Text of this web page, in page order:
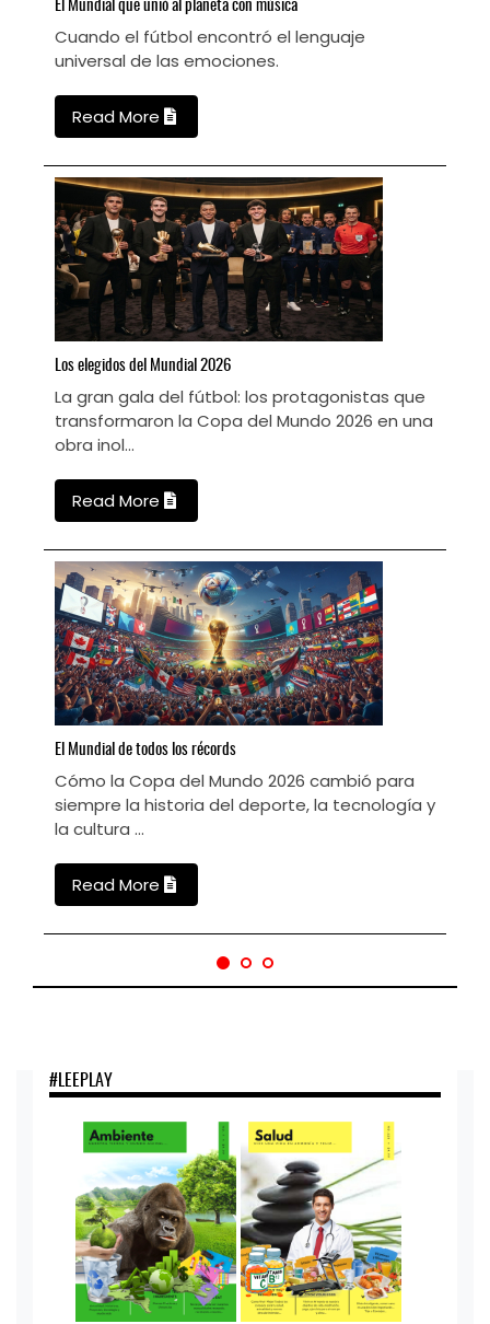
El Mundial que unió al planeta con música
Cuando el fútbol encontró el lenguaje
universal de las emociones.
Read More
Los elegidos del Mundial 2026
La gran gala del fútbol: los protagonistas que
transformaron la Copa del Mundo 2026 en una
obra inol...
Read More
El Mundial de todos los récords
Cómo la Copa del Mundo 2026 cambió para
siempre la historia del deporte, la tecnología y
la cultura ...
Read More
#LEEPLAY